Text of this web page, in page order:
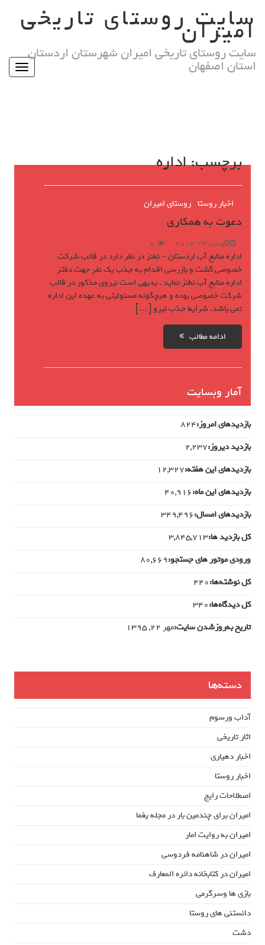
contentسایت روستای تاریخی
امیران
سایت روستای تاریخی امیران شهرستان اردستان
استان اصفهان Toggle
برچسب:اداره
دعوت به همکاری
اخبار روستا روستای امیران
آگوست 23, 2013 8
اداره منابع آب اردستان – نطنز در نظر دارد در قالب شرکت
خصوصی گشت و بازرسی اقدام به جذب یک نفر جهت دفتر
اداره منابع آب نطنز نماید . بدیهی است نیروی مذکور در قالب
شرکت خصوصی بوده و هیچگونه مسئولیتی به عهده این اداره
نمی باشد. شرایط جذب نیرو […]
ادامه مطالب
آمار وبسایت
بازدیدهای امروز:824
بازدید دیروز:2,237
بازدیدهای این هفته:12,327
بازدیدهای این ماه:40,916
بازدیدهای امسال:349,496
کل بازدید ها:3,845,713
ورودی‌ موتور های جستجو:80,669
کل نوشته‌ها:440
کل دیدگاه‌ها:340
تاریخ به‌روزشدن سایت:مهر ۲۲, ۱۳۹۵
دسته‌ها
آداب ورسوم
اثار تاریخی
اخبار دهیاری
اخبار روستا
اصطلاحات رایج
امیران برای چندمین بار در مجله یغما
امیران به روایت امار
امیران در شاهنامه فردوسی
امیران در کتابخانه دائره المعارف
بازی ها وسرگرمی
دانستنی های روستا
دشت